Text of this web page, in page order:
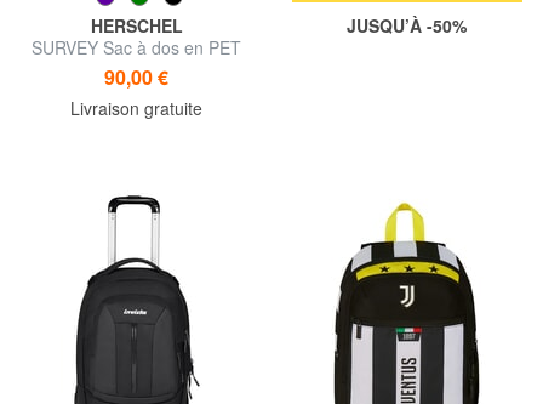
HERSCHEL
SURVEY Sac à dos en PET
recyclé
90,00 €
Livraison gratuite
JUSQU’À -50%